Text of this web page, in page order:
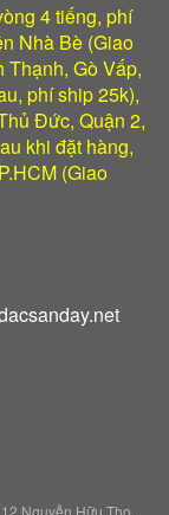
4 tiếng, phí
Nhà Bè (Giao
Thạnh, Gò Vấp,
phí ship 25k),
Đức, Quận 2,
khi đặt hàng,
(Giao